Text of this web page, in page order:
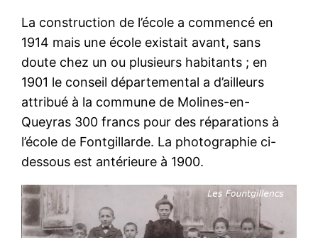
La construction de l’école a commencé en
1914 mais une école existait avant, sans
doute chez un ou plusieurs habitants ; en
1901 le conseil départemental a d’ailleurs
attribué à la commune de Molines-en-
Queyras 300 francs pour des réparations à
l’école de Fontgillarde. La photographie ci-
dessous est antérieure à 1900.